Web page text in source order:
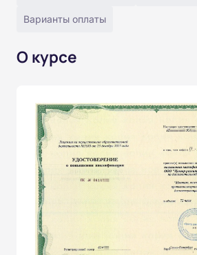
Варианты оплаты
О курсе